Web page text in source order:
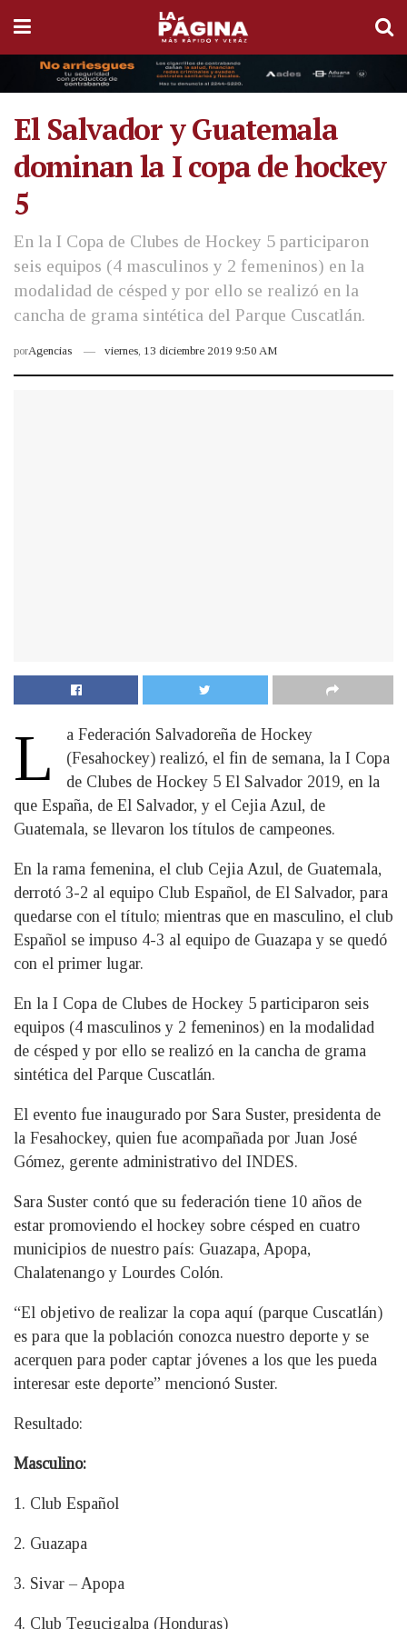
El Salvador y Guatemala
dominan la I copa de hockey
5
En la I Copa de Clubes de Hockey 5 participaron
seis equipos (4 masculinos y 2 femeninos) en la
modalidad de césped y por ello se realizó en la
cancha de grama sintética del Parque Cuscatlán.
porAgencias viernes, 13 diciembre 2019 9:50 AM
L
a Federación Salvadoreña de Hockey
(Fesahockey) realizó, el fin de semana, la I Copa
de Clubes de Hockey 5 El Salvador 2019, en la
que España, de El Salvador, y el Cejia Azul, de
Guatemala, se llevaron los títulos de campeones.
En la rama femenina, el club Cejia Azul, de Guatemala,
derrotó 3-2 al equipo Club Español, de El Salvador, para
quedarse con el título; mientras que en masculino, el club
Español se impuso 4-3 al equipo de Guazapa y se quedó
con el primer lugar.
En la I Copa de Clubes de Hockey 5 participaron seis
equipos (4 masculinos y 2 femeninos) en la modalidad
de césped y por ello se realizó en la cancha de grama
sintética del Parque Cuscatlán.
El evento fue inaugurado por Sara Suster, presidenta de
la Fesahockey, quien fue acompañada por Juan José
Gómez, gerente administrativo del INDES.
Sara Suster contó que su federación tiene 10 años de
estar promoviendo el hockey sobre césped en cuatro
municipios de nuestro país: Guazapa, Apopa,
Chalatenango y Lourdes Colón.
“El objetivo de realizar la copa aquí (parque Cuscatlán)
es para que la población conozca nuestro deporte y se
acerquen para poder captar jóvenes a los que les pueda
interesar este deporte” mencionó Suster.
Resultado:
Masculino:
1. Club Español
2. Guazapa
3. Sivar – Apopa
4. Club Tegucigalpa (Honduras)